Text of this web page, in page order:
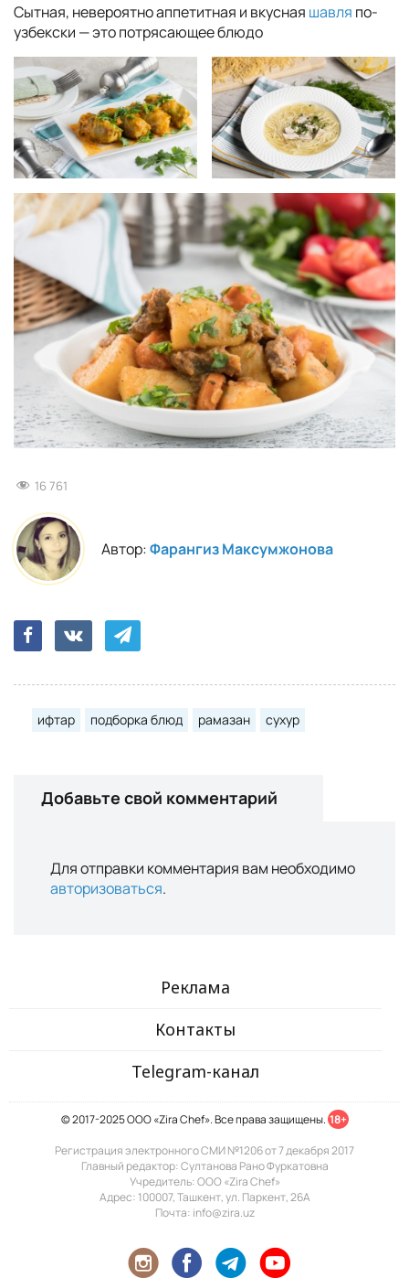
Сытная, невероятно аппетитная и вкусная шавля по-
узбекски — это потрясающее блюдо
16 761
Автор:Фарангиз Максумжонова
ифтар подборка блюд рамазан сухур
Добавьте свой комментарий
Для отправки комментария вам необходимо
авторизоваться.
Реклама
Контакты
Telegram-канал
© 2017-2025 ООО «Zira Chef». Все права защищены. 18+
Регистрация электронного СМИ №1206 от 7 декабря 2017
Главный редактор: Султанова Рано Фуркатовна
Учредитель: ООО «Zira Chef»
Адрес: 100007, Ташкент, ул. Паркент, 26А
Почта: info@zira.uz